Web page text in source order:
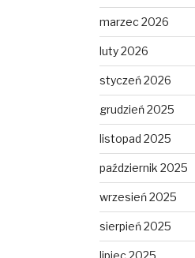
marzec 2026
luty 2026
styczeń 2026
grudzień 2025
listopad 2025
październik 2025
wrzesień 2025
sierpień 2025
lipiec 2025